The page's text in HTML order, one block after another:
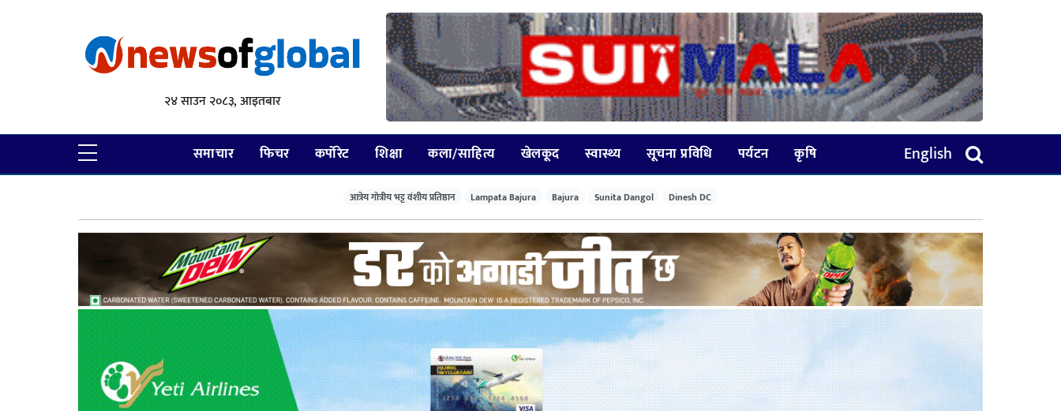
२४ साउन २०८३, आइतबार
समाचार फिचर कर्पोरेट शिक्षा कला/साहित्य खेलकूद स्वास्थ्य सूचना प्रविधि पर्यटन कृषि English
आत्रेय गोत्रीय भट्ट वंशीय प्रतिष्ठान Lampata Bajura Bajura Sunita Dangol Dinesh DC